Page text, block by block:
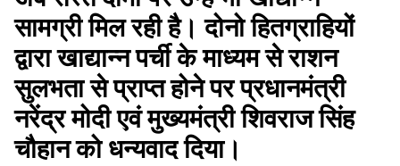
सामग्री मिल रही है। दोनो हितग्राहियों
द्वारा खाद्यान्न पर्ची के माध्यम से राशन
सुलभता से प्राप्त होने पर प्रधानमंत्री
नरेंद्र मोदी एवं मुख्यमंत्री शिवराज सिंह
चौहान को धन्यवाद दिया।